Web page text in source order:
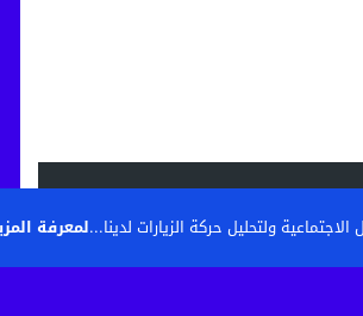
ولتحليل حركة الزيارات لدينا...لمعرفة